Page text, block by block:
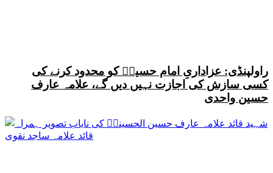
راولپنڈی: عزاداریِ امام حسینؑ کو محدود کرنے کی
کسی سازش کی اجازت نہیں دیں گے، علامہ عارف
حسین واحدی